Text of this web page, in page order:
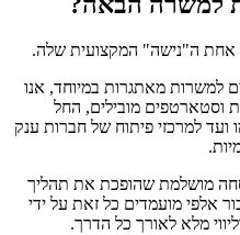
אחת ה"נישה" המקצועית שלה.
למשרות מאתגרות במיוחד, אנו
וסטארטפים מובילים, החל
למרכזי פיתוח של חברות ענק
מושלמת שהופכת את תהליך
אלפי מועמדים כל זאת על ידי
מלא לאורך כל הדרך.